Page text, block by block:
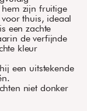
hem zijn fruitige
thuis, ideaal
een zachte
de verfijnde
kleur
een uitstekende
niet donker